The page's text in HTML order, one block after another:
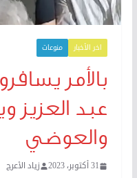
اخر الأخبار منوعات
بالأمر
عبد العزيز
والعوضي
31 أكتوبر، 2023 زياد الأعرج